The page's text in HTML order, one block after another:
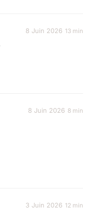
8 Juin 2026 13 min
8 Juin 2026 8 min
3 Juin 2026 12 min